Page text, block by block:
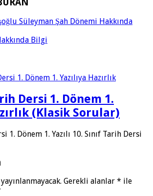
Süleyman Şah Dönemi Hakkında
Bilgi
Dersi 1. Dönem 1.
(Klasik Sorular)
1. Dönem 1. Yazılı 10. Sınıf Tarih Dersi
Gerekli alanlar * ile